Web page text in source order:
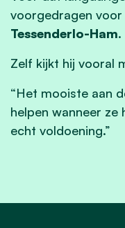
voorgedragen
Tessenderlo-Ham.
Zelf kijkt hij vooral
“Het mooiste aan
helpen wanneer
echt voldoening.”